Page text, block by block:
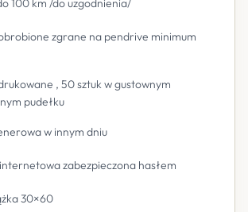
100 km /do uzgodnienia/
zgrane na pendrive minimum
, 50 sztuk w gustownym
pudełku
w innym dniu
zabezpieczona hasłem
30×60